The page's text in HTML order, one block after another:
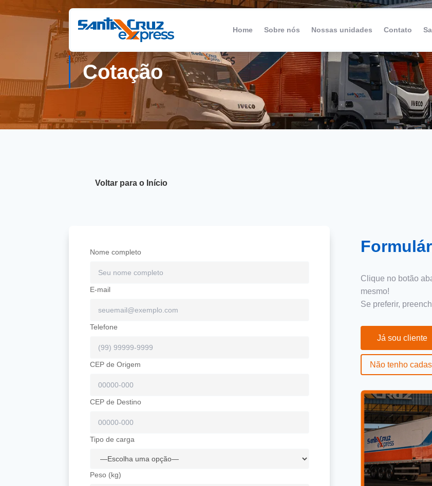
Home Sobre nós Nossas unidades Contato
Cotação
Voltar para o Início
Nome completo
E-mail
Telefone
CEP de Origem
CEP de Destino
Tipo de carga
Peso (kg)
Clique no botão
mesmo!
Se preferir,
Já sou cliente
Não tenho